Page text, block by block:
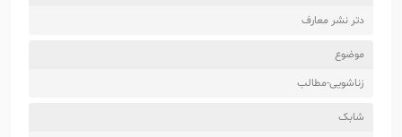
دتر نشر معارف
موضوع
زناشویی-مطالب
شابک